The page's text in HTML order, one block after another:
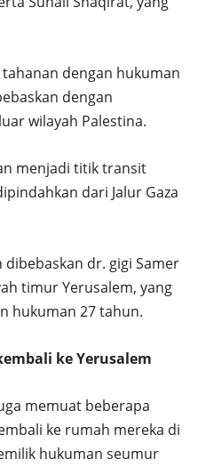
dengan hukuman
dengan
wilayah Palestina.
menjadi titik transit
dari Jalur Gaza
dibebaskan dr. gigi Samer
timur Yerusalem, yang
hukuman 27 tahun.
ke Yerusalem
memuat beberapa
ke rumah mereka di
hukuman seumur